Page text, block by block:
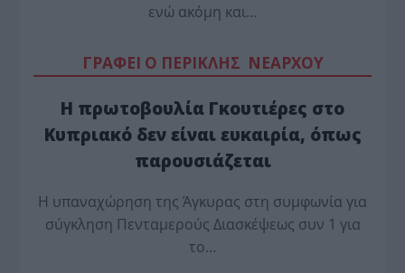
ενώ ακόμη και…
ΓΡΑΦΕΙ Ο ΠΕΡΙΚΛΗΣ ΝΕΑΡΧΟΥ
Η πρωτοβουλία Γκουτιέρες στο
Κυπριακό δεν είναι ευκαιρία, όπως
παρουσιάζεται
Η υπαναχώρηση της Άγκυρας στη συμφωνία για
σύγκληση Πενταμερούς Διασκέψεως συν 1 για
το…